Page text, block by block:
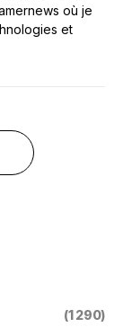
où je
et
(1 290)